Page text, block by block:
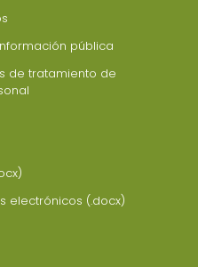
pública
de tratamiento de
electrónicos (.docx)